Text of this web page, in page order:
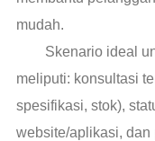
mudah.
Skenario ideal
meliputi: konsultasi
spesifikasi, stok),
website/aplikasi, dan